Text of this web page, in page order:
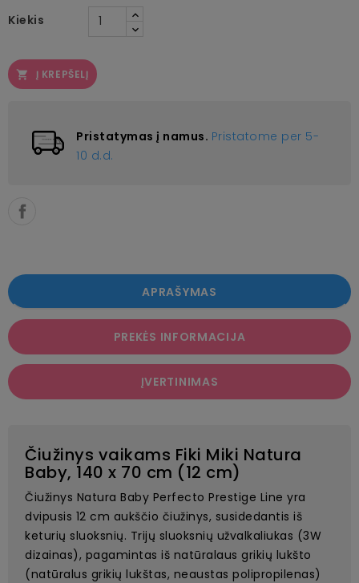
Kiekis
 Į KREPŠELĮ
Pristatymas į namus. Pristatome per 5-
10 d.d.
APRAŠYMAS
PREKĖS INFORMACIJA
ĮVERTINIMAS
Čiužinys vaikams Fiki Miki Natura
Baby, 140 x 70 cm (12 cm)
Čiužinys Natura Baby Perfecto Prestige Line yra
dvipusis 12 cm aukščio čiužinys, susidedantis iš
keturių sluoksnių. Trijų sluoksnių užvalkaliukas (3W
dizainas), pagamintas iš natūralaus grikių lukšto
(natūralus grikių lukštas, neaustas polipropilenas)